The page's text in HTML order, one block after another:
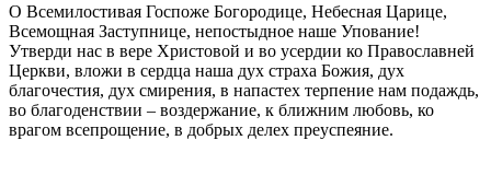
О Всемилостивая Госпоже Богородице, Небесная Царице,
Всемощная Заступнице, непостыдное наше Упование!
Утверди нас в вере Христовой и во усердии ко Православней
Церкви, вложи в сердца наша дух страха Божия, дух
благочестия, дух смирения, в напастех терпение нам подаждь,
во благоденствии – воздержание, к ближним любовь, ко
врагом всепрощение, в добрых делех преуспеяние.